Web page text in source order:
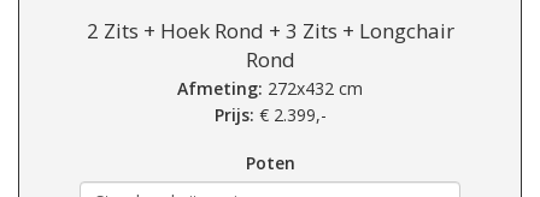
2 Zits + Hoek Rond + 3 Zits + Longchair
Rond
Afmeting: 272x432 cm
Prijs: € 2.399,-
Poten